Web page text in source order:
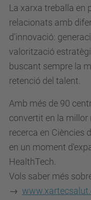
La xarxa treballa en
relacionats amb
d'innovació:
valorització
buscant sempre la
retenció del talent.
Amb més de 90
convertit en la millor
recerca en Ciències
en un moment
HealthTech.
Vols saber més
→